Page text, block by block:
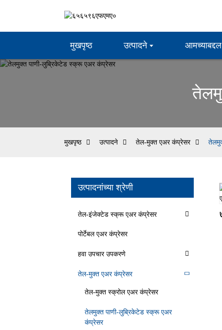
मुखपृष्ठ उत्पादने आमच्याबद्दल
मुखपृष्ठ उत्पादने तेल-मुक्त एअर कंप्रेसर
उत्पादनांच्या श्रेणी
तेल-इंजेक्टेड स्क्रू एअर कंप्रेसर
पोर्टेबल एअर कंप्रेसर
हवा उपचार उपकरणे
तेल-मुक्त एअर कंप्रेसर
तेल-मुक्त स्क्रोल एअर कंप्रेसर
तेलमुक्त पाणी-लुब्रिकेटेड स्क्रू एअर
कंप्रेसर